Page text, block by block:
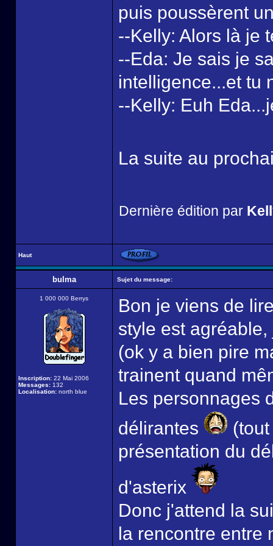
puis poussèrent
--Kelly: Alors là je
--Eda: Je sais je
intelligence...et tu
--Kelly: Euh
La suite au
Dernière édition par
Haut
bulma Sujet du message:
1 000 000 Berrys
Inscription: 22 Mai 2006
Messages: 132
Localisation: north blue
Bon je viens de
style est
(ok y a bien pire
trainent quand
Les personnages
délirantes
présentation du
d'asterix
Donc j'attend la
la rencontre entre